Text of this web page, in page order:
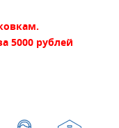
5000 рублей